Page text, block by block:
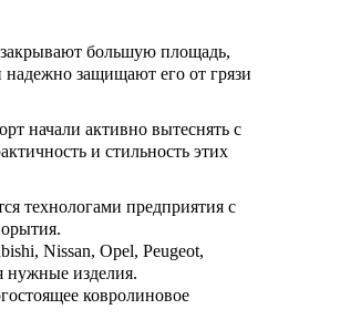
большую площадь,
защищают его от грязи
начали активно вытеснять с
и стильность этих
технологами предприятия с
Nissan, Opel, Peugeot,
нужные изделия.
ковролиновое